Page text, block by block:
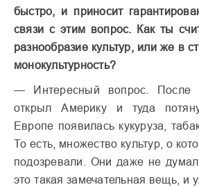
быстро, и приносит
связи с этим вопрос. Как ты
разнообразие культур, или же в
монокультурность?
— Интересный вопрос. После
открыл Америку и туда
Европе появилась кукуруза,
То есть, множество культур, о
подозревали. Они даже не
это такая замечательная вещь, и